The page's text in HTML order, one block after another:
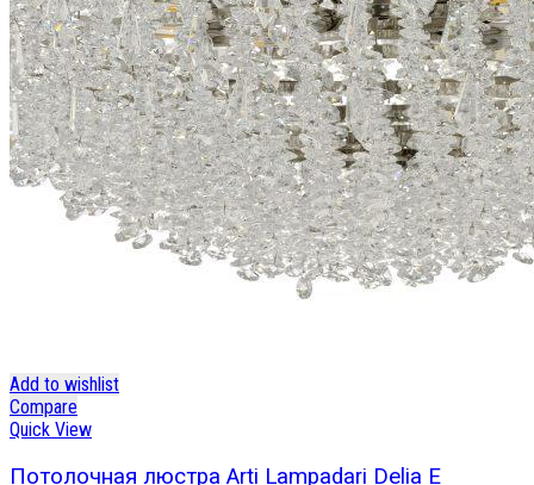
Add to wishlist
Compare
Quick View
Потолочная люстра Arti Lampadari Delia E